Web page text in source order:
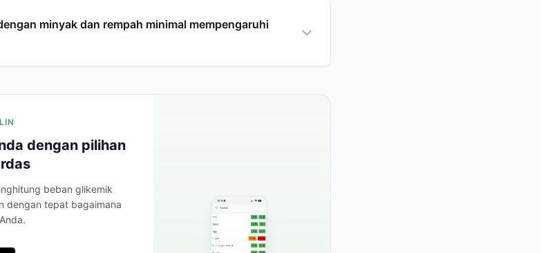
minyak dan rempah minimal mempengaruhi
dengan pilihan
beban glikemik
dengan tepat bagaimana